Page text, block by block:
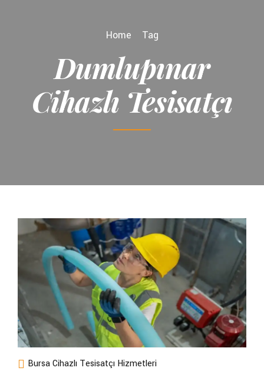
Home Tag
Dumlupınar
Cihazlı Tesisatçı
Bursa Cihazlı Tesisatçı Hizmetleri